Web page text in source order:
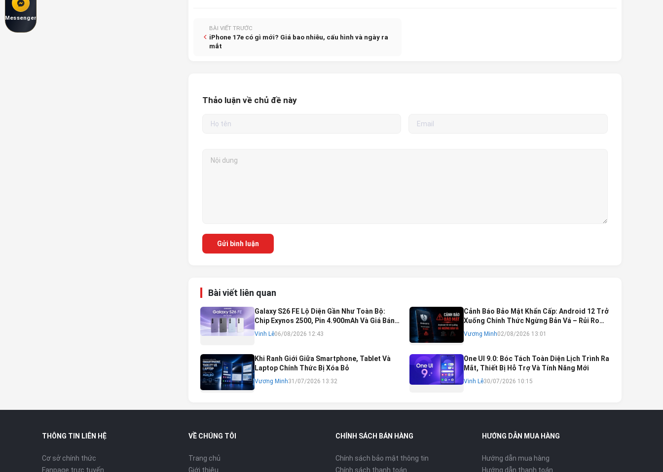
BÀI VIẾT TRƯỚC
iPhone 17e có gì mới? Giá bao nhiêu, cấu hình và ngày ra
mắt
Thảo luận về chủ đề này
Gửi bình luận
Bài viết liên quan
Galaxy S26 FE Lộ Diện Gần Như Toàn Bộ:
Chip Exynos 2500, Pin 4.900mAh Và Giá Bán
Dự Kiến
Vinh Lê06/08/2026 12:43
Cảnh Báo Bảo Mật Khẩn Cấp: Android 12 Trở
Xuống Chính Thức Ngừng Bản Vá – Rủi Ro
Mất Tài Khoản Ngân Hàng & Cách Khắc Phục
Vương Minh02/08/2026 13:01
Khi Ranh Giới Giữa Smartphone, Tablet Và
Laptop Chính Thức Bị Xóa Bỏ
Vương Minh31/07/2026 13:32
One UI 9.0: Bóc Tách Toàn Diện Lịch Trình Ra
Mắt, Thiết Bị Hỗ Trợ Và Tính Năng Mới
Vinh Lê30/07/2026 10:15
THÔNG TIN LIÊN HỆ
Cơ sở chính thức
Fanpage trực tuyến
VỀ CHÚNG TÔI
Trang chủ
Giới thiệu
CHÍNH SÁCH BÁN HÀNG
Chính sách bảo mật thông tin
Chính sách thanh toán
HƯỚNG DẪN MUA HÀNG
Hướng dẫn mua hàng
Hướng dẫn thanh toán
Messenger